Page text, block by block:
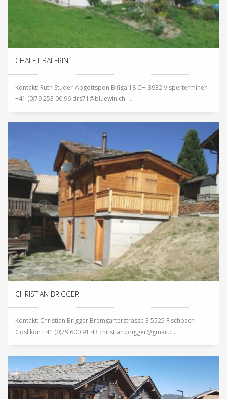
CHALET BALFRIN
Kontakt: Ruth Studer-Abgottspon Bifiga 18 CH-3932 Visperterminen
+41 (0)79 253 00 96 drs71@bluewin.ch ...
CHRISTIAN BRIGGER
Kontakt: Christian Brigger Bremgarterstrasse 3 5525 Fischbach-
Göslikon +41 (0)79 600 91 43 christian.brigger@gmail.c...